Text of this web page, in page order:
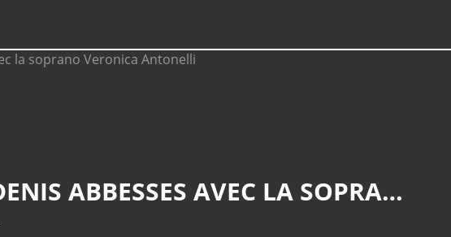
DIVINE RECITAL À LA CRYPTE MARTYRIUM SAINT DENIS ABBESSES AVEC LA SOPRANO VERONICA ANTONELLI